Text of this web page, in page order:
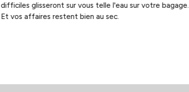
difficiles glisseront sur vous telle l'eau sur votre bagage.
Et vos affaires restent bien au sec.